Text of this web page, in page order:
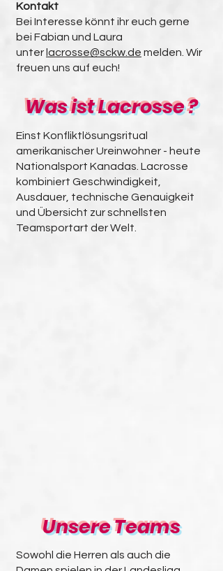
Kontakt
Bei Interesse könnt ihr euch gerne
bei Fabian und Laura
unter lacrosse@sckw.de melden. Wir
freuen uns auf euch!
Was ist Lacrosse ?
Einst Konfliktlösungsritual
amerikanischer Ureinwohner - heute
Nationalsport Kanadas. Lacrosse
kombiniert Geschwindigkeit,
Ausdauer, technische Genauigkeit
und Übersicht zur schnellsten
Teamsportart der Welt.
Unsere Teams
Sowohl die Herren als auch die